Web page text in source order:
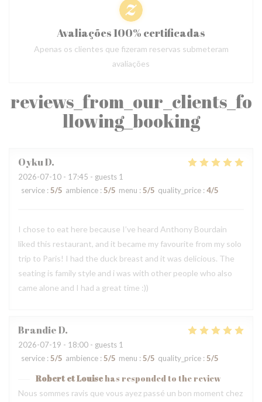
reviews_from_our_clients_fo
llowing_booking
OykuD
2026-07-10 - 17:45 - guests 1
service : 5/5 ambience : 5/5 menu : 5/5 quality_price : 4/5
I chose to eat here because I’ve heard Anthony Bourdain
liked this restaurant, and it became my favourite from my solo
trip to Paris! I had the duck breast and it was delicious. The
seating is family style and i was with other people who also
came alone and I had a great time :))
BrandieD
2026-07-19 - 18:00 - guests 1
service : 5/5 ambience : 5/5 menu : 5/5 quality_price : 5/5
Robert et Louisehas responded to the review
Nous sommes ravis que vous ayez passé un bon moment chez
Avaliações 100% certificadas
Apenas os clientes que fizeram reservas submeteram
avaliações